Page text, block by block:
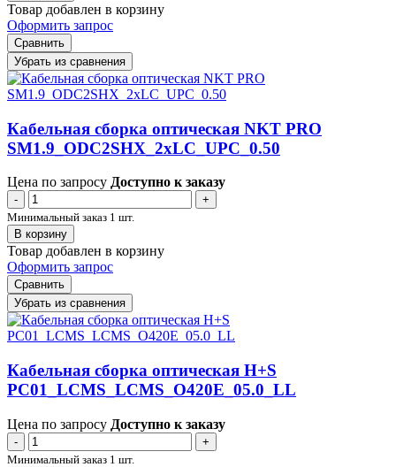
Товар добавлен в корзину
Оформить запрос
Сравнить
Убрать из сравнения
Кабельная сборка оптическая NKT PRO
SM1.9_ODC2SHX_2xLC_UPC_0.50
Цена по запросу Доступно к заказу
-
+
Минимальный заказ 1 шт.
В корзину
Товар добавлен в корзину
Оформить запрос
Сравнить
Убрать из сравнения
Кабельная сборка оптическая H+S
PC01_LCMS_LCMS_O420E_05.0_LL
Цена по запросу Доступно к заказу
-
+
Минимальный заказ 1 шт.